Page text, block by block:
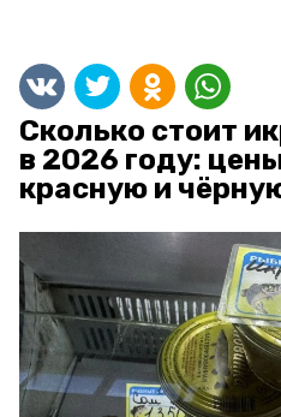
Сколько стоит
в 2026 году:
красную и